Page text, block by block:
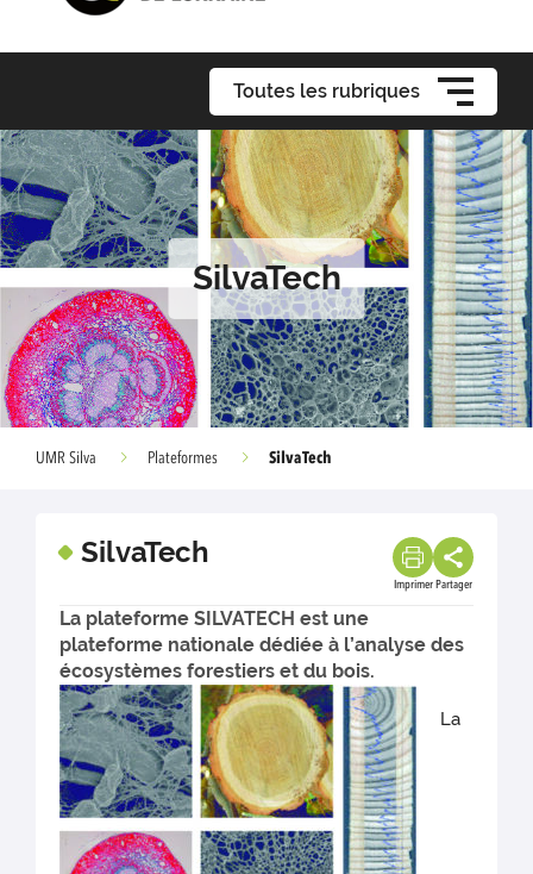
Toutes les rubriques
SilvaTech
UMR Silva Plateformes SilvaTech
SilvaTech
Imprimer Partager
La plateforme SILVATECH est une
plateforme nationale dédiée à l’analyse des
écosystèmes forestiers et du bois.
La